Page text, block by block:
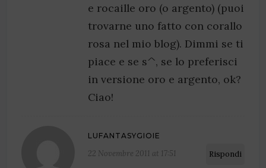
e rocaille oro (o argento) (puoi
trovarne uno fatto con corallo
rosa nel mio blog). Dimmi se ti
piace e se s^, se lo preferisci
in versione oro e argento, ok?
Ciao!
LUFANTASYGIOIE
22 Novembre 2011 at 17:51 Rispondi